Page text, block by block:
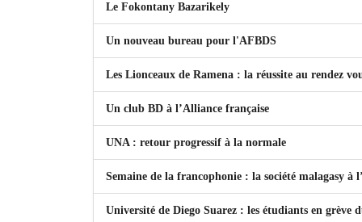
Le Fokontany Bazarikely
Un nouveau bureau pour l'AFBDS
Les Lionceaux de Ramena : la réussite au rendez
Un club BD à l’Alliance française
UNA : retour progressif à la normale
Semaine de la francophonie : la société malagasy à
Université de Diego Suarez : les étudiants en grève